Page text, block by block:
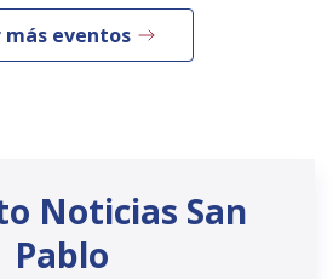
más eventos
Noticias San
Pablo